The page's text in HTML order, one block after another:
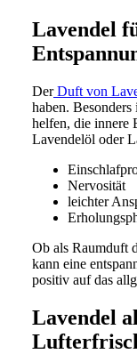
Lavendel
DerDuft von
haben.
helfen, die innere
Lavendelöl oder
Nervosität
leichter
Ob als Raumduft
kann eine
positiv auf das
Lavendel